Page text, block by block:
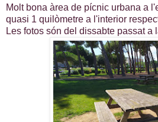
Molt bona àrea de pícnic urbana a
quasi 1 quilòmetre a l'interior
Les fotos són del dissabte passat a